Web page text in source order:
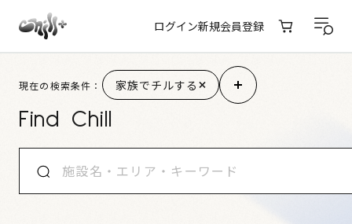
ログイン新規会員登録
Find Chill
現在の検索条件： 家族でチルする